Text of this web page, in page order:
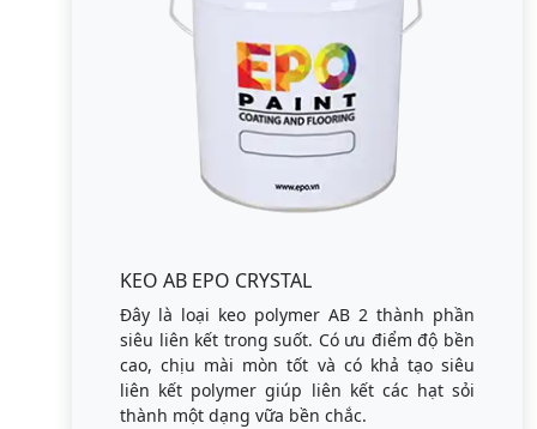
KEO AB EPO CRYSTAL
Đây là loại keo polymer AB 2 thành phần
siêu liên kết trong suốt. Có ưu điểm độ bền
cao, chịu mài mòn tốt và có khả tạo siêu
liên kết polymer giúp liên kết các hạt sỏi
thành một dạng vữa bền chắc.